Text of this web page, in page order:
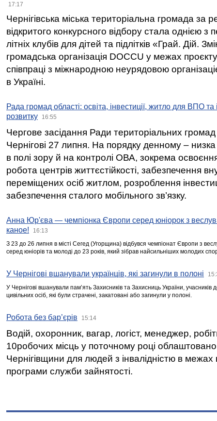
17:17
Чернігівська міська територіальна громада за
відкритого конкурсного відбору стала однією
літніх клубів для дітей та підлітків «Грай. Дій.
громадська організація DOCCU у межах
співпраці з міжнародною неурядовою
в Україні.
Рада громад області: освіта, інвестиції, житло для ВПО
розвитку
16:55
Чергове засідання Ради територіальних громад
Чернігові 27 липня. На порядку денному –
в полі зору й на контролі ОВА, зокрема освоєння
робота центрів життєстійкості, забезпечення
переміщених осіб житлом, розроблення
забезпечення сталого мобільного зв’язку.
Анна Юр'єва — чемпіонка Європи серед юніорок з
каное!
16:13
З 23 до 26 липня в місті Сегед (Угорщина) відбувся чемпіонат Європи з
серед юніорів та молоді до 23 років, який зібрав найсильніших молодих
У Чернігові вшанували українців, які загинули в полоні
У Чернігові вшанували пам’ять Захисників та Захисниць України,
цивільних осіб, які були страчені, закатовані або загинули у полоні.
Робота без бар’єрів 15:14
Водій, охоронник, вагар, логіст, менеджер,
10робочих місць у поточному році
Чернігівщини для людей з інвалідністю в межах
програми служби зайнятості.